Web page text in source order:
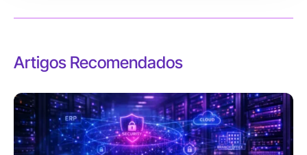
Artigos Recomendados